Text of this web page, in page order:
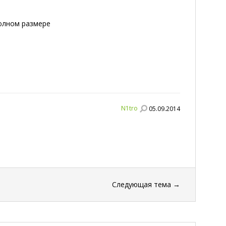
размере
N1tro 05.09.2014
Следующая тема →